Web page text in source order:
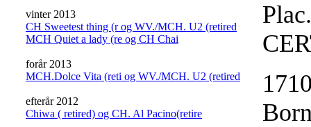
vinter 2013
CH Sweetest thing (r og WV./MCH. U2 (retired
MCH Quiet a lady (re og CH Chai
forår 2013
MCH.Dolce Vita (reti og WV./MCH. U2 (retired
efterår 2012
Chiwa ( retired) og CH. Al Pacino(retire